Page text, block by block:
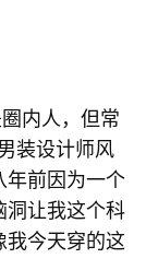
内人，但常
装设计师风
年前因为一个
洞让我这个科
我今天穿的这